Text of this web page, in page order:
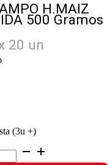
H.MAIZ
500 Gramos
20 un
(3u +)